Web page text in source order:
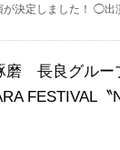
が決定しました！ ◯出
磨 長良グルー
FESTIVAL〝